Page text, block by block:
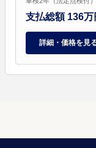
支払総額 136万
詳細・価格を見